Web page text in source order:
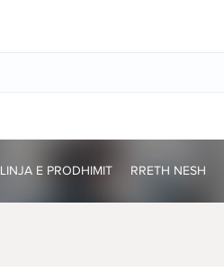
LINJA E PRODHIMIT RRETH NESH